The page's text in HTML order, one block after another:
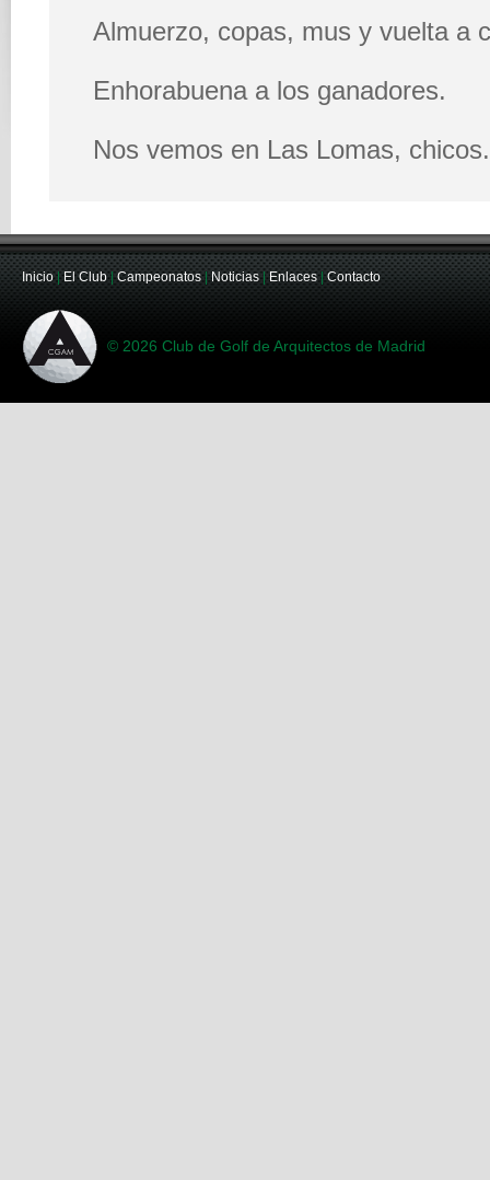
Almuerzo, copas, mus y vuelta a
Enhorabuena a los ganadores.
Nos vemos en Las Lomas, chicos.
Inicio|El Club|Campeonatos| Noticias| Enlaces| Contacto
© 2026 Club de Golf de Arquitectos de Madrid